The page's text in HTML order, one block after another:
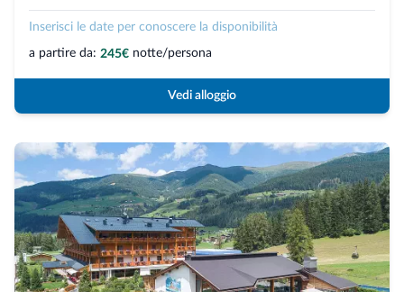
Inserisci le date per conoscere la disponibilità
a partire da: 245€ notte/persona
Vedi alloggio